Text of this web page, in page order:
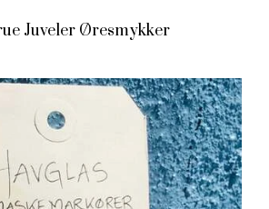
Juveler Øresmykker